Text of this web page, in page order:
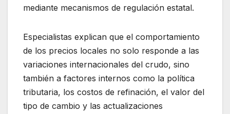
mediante mecanismos de regulación estatal.
Especialistas explican que el comportamiento
de los precios locales no solo responde a las
variaciones internacionales del crudo, sino
también a factores internos como la política
tributaria, los costos de refinación, el valor del
tipo de cambio y las actualizaciones